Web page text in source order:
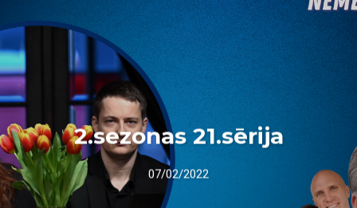
2.sezonas 21.sērija
07/02/2022